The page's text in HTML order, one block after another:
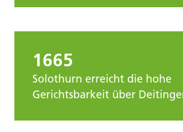
1665
Solothurn erreicht die hohe
Gerichtsbarkeit über